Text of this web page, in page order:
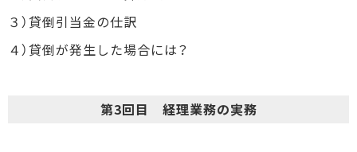
３）貸倒引当金の仕訳
４）貸倒が発生した場合には？
第3回目 経理業務の実務